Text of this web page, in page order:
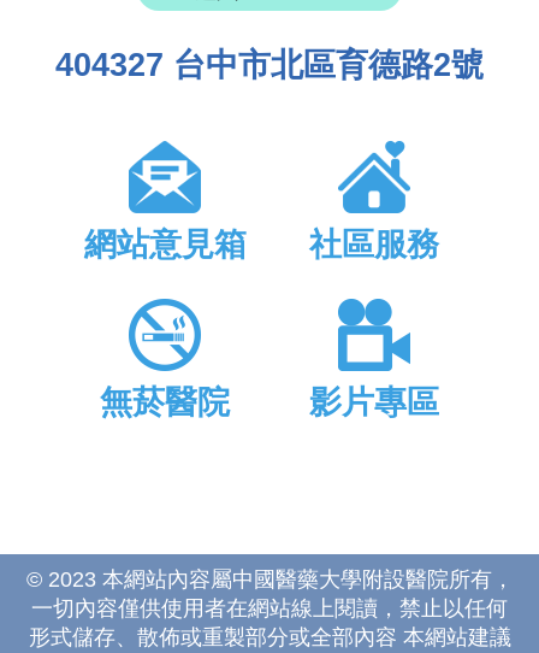
404327 台中市北區育德路2號
網站意見箱 社區服務
無菸醫院 影片專區
© 2023 本網站內容屬中國醫藥大學附設醫院所有，
一切內容僅供使用者在網站線上閱讀，禁止以任何
形式儲存、散佈或重製部分或全部內容 本網站建議